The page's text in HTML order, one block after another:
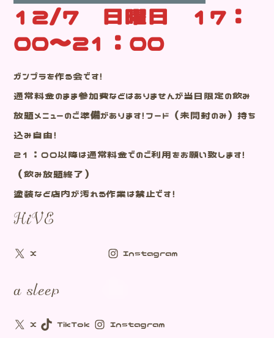
12/7 日曜日 17：
00～21：00
ガンプラを作る会です！
通常料金のまま参加費などはありませんが当日限定の飲み
放題メニューのご準備があります！フード（未開封のみ）持ち
込み自由！
21：00以降は通常料金でのご利用をお願い致します！
（飲み放題終了）
塗装など店内が汚れる作業は禁止です！
HiVE
X Instagram
a sleep
X TikTok Instagram